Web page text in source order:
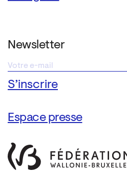
Newsletter
Espace presse